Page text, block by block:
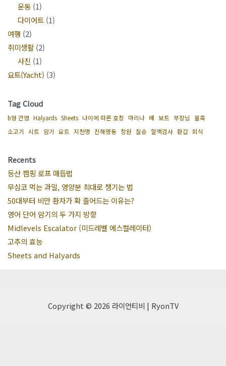
운동(1)
다이어트(1)
여행 (2)
취미생활(2)
사진 (1)
요트(Yacht) (3)
Tag Cloud
b형 간염 Halyards Sheets 나이에 따른 호칭 마리나 배 보트 부장님 불혹
소고기 시트 암기 요트 지천명 진해명동 창원 칠순 혈액검사 환갑 회식
Recents
등산 캠핑 로프 매듭법
무심코 먹는 과일, 영양분 최대로 챙기는 법
50대부터 비만 환자가 확 줄어드는 이유는?
영어 단어 암기의 두 가지 방향
Midlevels Escalator (미드레벨 에스컬레이터)
고추의 효능
Sheets and Halyards
Copyright © 2026 라이언티비 | RyonTV